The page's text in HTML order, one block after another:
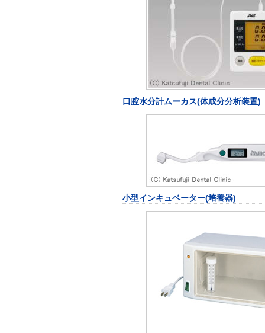
口腔水分計ムーカス(体成分分析装置)
小型インキュベーター(培養器)